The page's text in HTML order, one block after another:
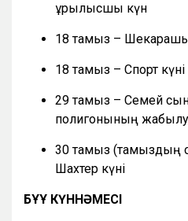
Құрылысшы күн
18 тамыз –
18 тамыз – Спорт күні
29 тамыз – Семей
полигонының жабылу
30 тамыз (тамыздың
Шахтер күні
БҰҰ КҮННӘМЕСІ